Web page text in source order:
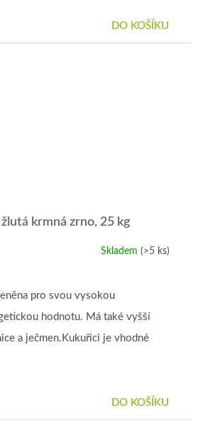
DO KOŠÍKU
krmná zrno, 25 kg
Skladem(>5 ks)
DO KOŠÍKU
pro svou vysokou
hodnotu. Má také vyšší
a ječmen.Kukuřici je vhodné